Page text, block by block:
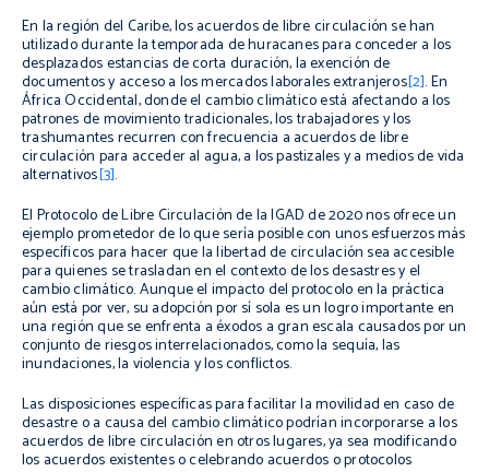
En la región del Caribe, los acuerdos de libre circulación se han
utilizado durante la temporada de huracanes para conceder a los
desplazados estancias de corta duración, la exención de
documentos y acceso a los mercados laborales extranjeros[2]. En
África Occidental, donde el cambio climático está afectando a los
patrones de movimiento tradicionales, los trabajadores y los
trashumantes recurren con frecuencia a acuerdos de libre
circulación para acceder al agua, a los pastizales y a medios de vida
alternativos[3].
El Protocolo de Libre Circulación de la IGAD de 2020 nos ofrece un
ejemplo prometedor de lo que sería posible con unos esfuerzos más
específicos para hacer que la libertad de circulación sea accesible
para quienes se trasladan en el contexto de los desastres y el
cambio climático. Aunque el impacto del protocolo en la práctica
aún está por ver, su adopción por sí sola es un logro importante en
una región que se enfrenta a éxodos a gran escala causados por un
conjunto de riesgos interrelacionados, como la sequía, las
inundaciones, la violencia y los conflictos.
Las disposiciones específicas para facilitar la movilidad en caso de
desastre o a causa del cambio climático podrían incorporarse a los
acuerdos de libre circulación en otros lugares, ya sea modificando
los acuerdos existentes o celebrando acuerdos o protocolos